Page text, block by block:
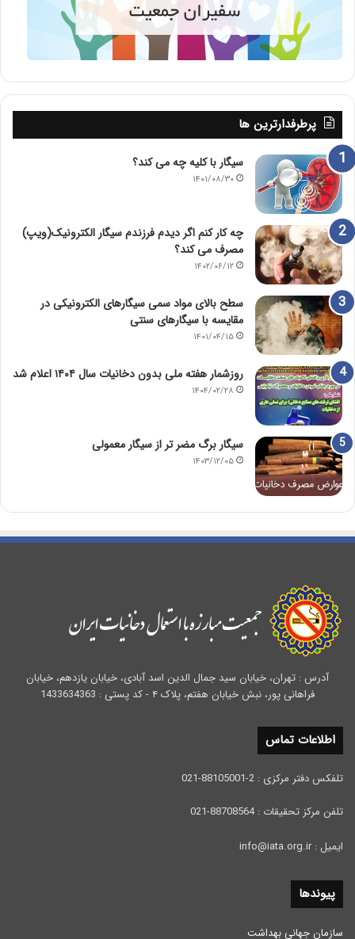
پرطرفدارترین ها
سیگار با کلیه چه می کند؟
۱۴۰۱/۰۸/۳۰
چه کار کنم اگر دیدم فرزندم سیگار الکترونیک(ویپ)
مصرف می کند؟
۱۴۰۲/۰۶/۱۲
سطح بالای مواد سمی سیگارهای الکترونیکی در
مقایسه با سیگارهای سنتی
۱۴۰۱/۰۴/۱۵
روزشمار هفته ملی بدون دخانیات سال ۱۴۰۴ اعلام شد
۱۴۰۴/۰۲/۲۸
سیگار برگ مضر تر از سیگار معمولی
۱۴۰۳/۱۲/۰۵
آدرس : تهران، خیابان سید جمال الدین اسد آبادی، خیابان یازدهم، خیابان
فراهانی پور، نبش خیابان هفتم، پلاک ۴ - کد پستی : 1433634363
اطلاعات تماس
تلفکس دفتر مرکزی : 2-88105001-021
تلفن مرکز تحقیقات : 88708564-021
ایمیل : info@iata.org.ir
پیوندها
سازمان جهانی بهداشت